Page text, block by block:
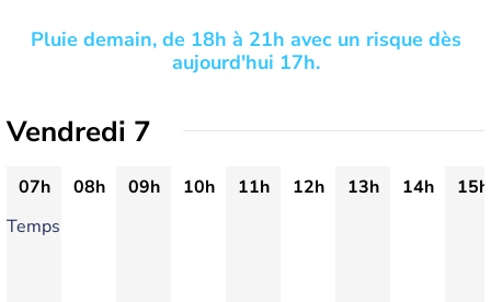
Pluie demain, de 18h à 21h avec un risque dès
aujourd'hui 17h.
Vendredi 7
07h 08h 09h 10h 11h 12h 13h 14h
15h
Temps